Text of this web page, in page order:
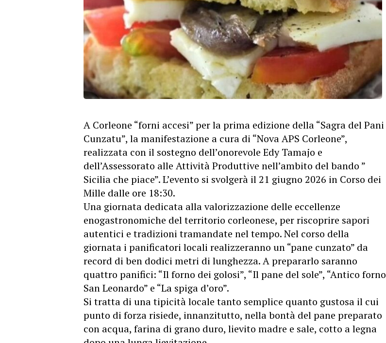
A Corleone “forni accesi” per laprima edizione della “Sagra del Pani
Cunzatu”, la manifestazione a cura di “Nova APS Corleone”,
realizzata con il sostegno dell’onorevole Edy Tamajo e
dell’Assessorato alle Attività Produttive nell’ambito del bando ”
Sicilia che piace”. L’evento si svolgerà il 21 giugno 2026 in Corso dei
Mille dalle ore 18:30.
Una giornata dedicata alla valorizzazione delle eccellenze
enogastronomiche del territorio corleonese, per riscoprire sapori
autentici e tradizioni tramandate nel tempo. Nel corso della
giornata i panificatori locali realizzeranno un “pane cunzato” da
record di ben dodici metri di lunghezza. A prepararlo saranno
quattro panifici: “Il forno dei golosi”, “Il pane del sole”, “Antico forno
San Leonardo” e “La spiga d’oro”.
Si tratta di una tipicità locale tanto semplice quanto gustosa il cui
punto di forza risiede, innanzitutto, nella bontà del pane preparato
con acqua, farina di grano duro, lievito madre e sale, cotto a legna